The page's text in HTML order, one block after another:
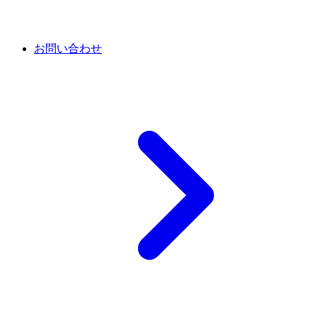
お問い合わせ